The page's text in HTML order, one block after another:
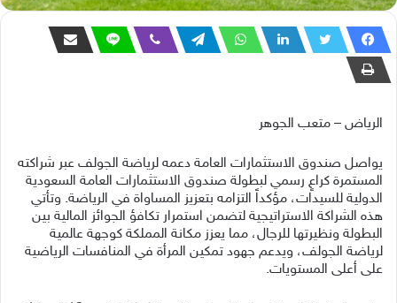
الرياض – متعب الجوهر
يواصل صندوق الاستثمارات العامة دعمه لرياضة الجولف عبر شراكته
المستمرة كراعٍ رسمي لبطولة صندوق الاستثمارات العامة السعودية
الدولية للسيدات، مؤكداً التزامه بتعزيز المساواة في الرياضة. وتأتي
هذه الشراكة الاستراتيجية لتضمن استمرار تكافؤ الجوائز المالية بين
البطولة ونظيرتها للرجال، مما يعزز مكانة المملكة كوجهة عالمية
لرياضة الجولف، ويدعم جهود تمكين المرأة في المنافسات الرياضية
على أعلى المستويات.